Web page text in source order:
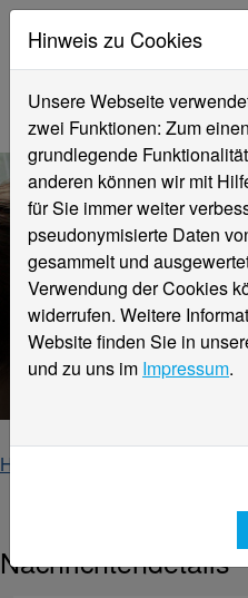
eLearning für
Studierende
Home
eLearning für
eLearning |
Nachrichtendetails
Hinweis zu Cookies
Unsere Webseite
zwei Funktionen: Zum
grundlegende
anderen können wir mit
für Sie immer weiter
pseudonymisierte Daten
gesammelt und
Verwendung der Cookies
widerrufen. Weitere
Website finden Sie in
und zu uns im Impressum.